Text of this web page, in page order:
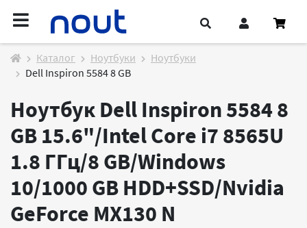
Каталог Ноутбуки
Ноутбуки
Dell Inspiron 5584 8 GB
Ноутбук Dell Inspiron 5584 8
GB 15.6"/Intel Core i7 8565U
1.8 ГГц/8 GB/Windows
10/1000 GB HDD+SSD/Nvidia
GeForce MX130 N